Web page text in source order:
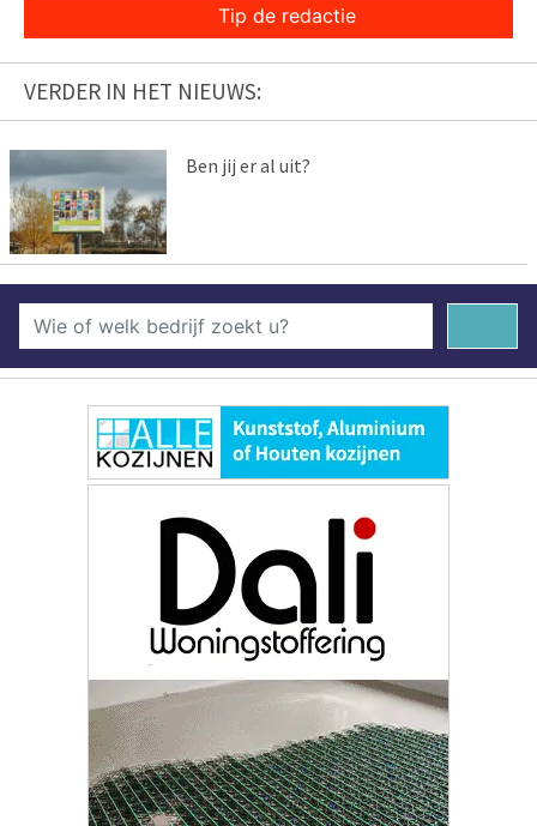
Tip de redactie
VERDER IN HET NIEUWS:
Ben jij er al uit?